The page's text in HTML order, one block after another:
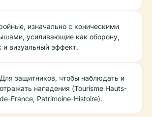
изначально с коническими
усиливающие как оборону,
и визуальный эффект.
Для защитников, чтобы наблюдать и
отражать нападения (Tourisme Hauts-
de-France, Patrimoine-Histoire).